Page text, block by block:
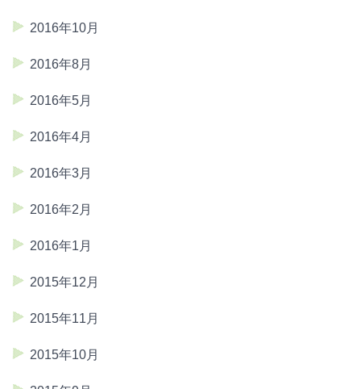
2016年10月
2016年8月
2016年5月
2016年4月
2016年3月
2016年2月
2016年1月
2015年12月
2015年11月
2015年10月